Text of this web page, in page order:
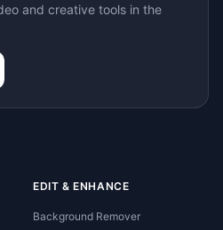
and creative tools in the
EDIT & ENHANCE
Background Remover